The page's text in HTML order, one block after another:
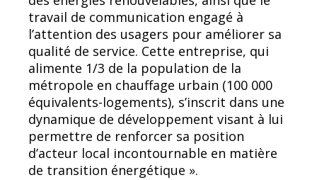
travail de communication engagé à
l’attention des usagers pour améliorer sa
qualité de service. Cette entreprise, qui
alimente 1/3 de la population de la
métropole en chauffage urbain (100 000
équivalents-logements), s’inscrit dans une
dynamique de développement visant à lui
permettre de renforcer sa position
d’acteur local incontournable en matière
de transition énergétique ».